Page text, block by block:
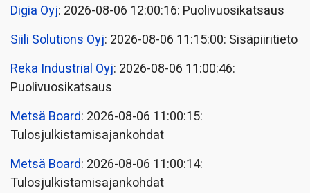
Digia Oyj: 2026-08-06 12:00:16: Puolivuosikatsaus
Siili Solutions Oyj: 2026-08-06 11:15:00: Sisäpiiritieto
Reka Industrial Oyj: 2026-08-06 11:00:46:
Puolivuosikatsaus
Metsä Board: 2026-08-06 11:00:15:
Tulosjulkistamisajankohdat
Metsä Board: 2026-08-06 11:00:14:
Tulosjulkistamisajankohdat